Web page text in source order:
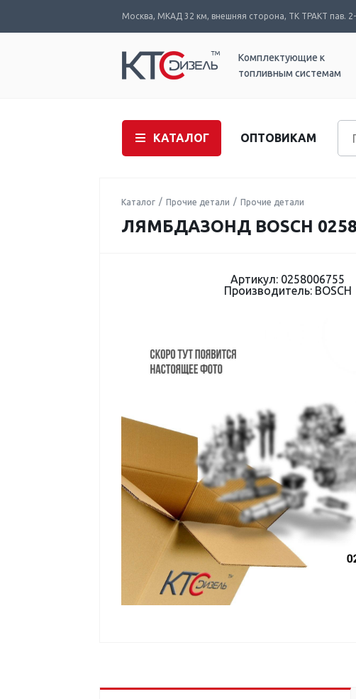
Москва, МКАД 32 км, внешняя сторона, ТК ТРАКТ пав.
Комплектующие к
топливным системам
КАТАЛОГ ОПТОВИКАМ
Каталог Прочие детали Прочие детали
ЛЯМБДАЗОНД BOSCH
Артикул: 0258006755
Производитель: BOSCH